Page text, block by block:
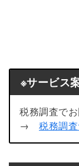
※サービス
税務調査で
→ 税務調